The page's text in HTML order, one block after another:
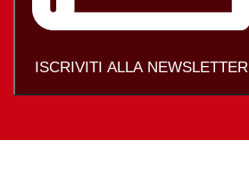
ISCRIVITI ALLA NEWSLETTER